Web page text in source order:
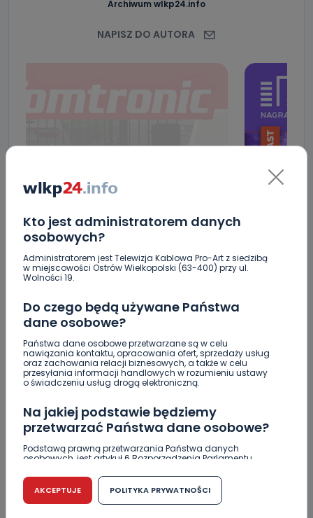
Kto jest administratorem danych
osobowych?
Administratorem jest Telewizja Kablowa Pro-Art z siedzibą
w miejscowości Ostrów Wielkopolski (63-400) przy ul.
Wolności 19.
Do czego będą używane Państwa
dane osobowe?
Państwa dane osobowe przetwarzane są w celu
nawiązania kontaktu, opracowania ofert, sprzedaży usług
oraz zachowania relacji biznesowych, a także w celu
przesyłania informacji handlowych w rozumieniu ustawy
o świadczeniu usług drogą elektroniczną.
Na jakiej podstawie będziemy
przetwarzać Państwa dane osobowe?
Podstawą prawną przetwarzania Państwa danych
osobowych, jest artykuł 6 Rozporządzenia Parlamentu
r. w sprawie ochrony osób fizycznych w związku z
przetwarzaniem danych osobowych w sprawie
swobodnego przepływu takich danych oraz uchylenia
dyrektywy 95/46/WE (RODO).
AKCEPTUJE POLITYKA PRYWATNOŚCI
Archiwum wlkp24.info
NAPISZ DO AUTORA
ZOBACZ TAKŻE
Drugie podejście. Podpisano
umowę na…
Z Krotoszyna do Wrocławia.